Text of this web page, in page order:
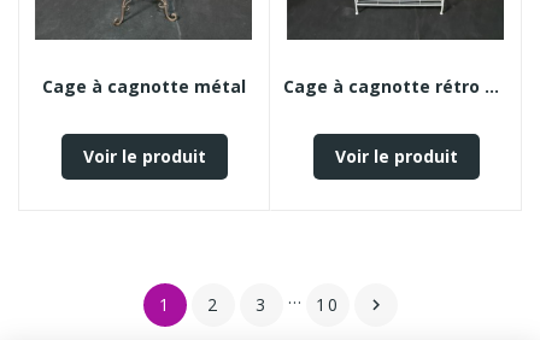
Cage à cagnotte métal
Voir le produit
Cage à cagnotte rétro Blanche
Voir le produit
1 2 3 … 10 